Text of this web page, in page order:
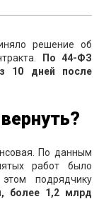
решение об
По 44-ФЗ
10 дней после
По данным
работ было
подрядчику
более 1,2 млрд